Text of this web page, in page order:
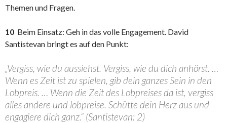
Themen und Fragen.
10 Beim Einsatz: Geh in das volle Engagement. David
Santistevan bringt es auf den Punkt:
„Vergiss, wie du aussiehst. Vergiss, wie du dich anhörst. …
Wenn es Zeit ist zu spielen, gib dein ganzes Sein in den
Lobpreis. … Wenn die Zeit des Lobpreises da ist, vergiss
alles andere und lobpreise. Schütte dein Herz aus und
engagiere dich ganz.“ (Santistevan: 2)